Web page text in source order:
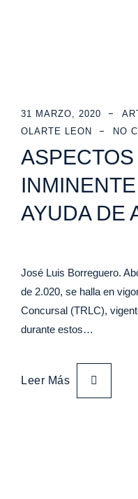
31 MARZO, 2020
OLARTE LEON
NO
AYUDA DE
José Luis Borreguero.
de 2.020, se halla en
Concursal (TRLC),
durante estos…
Leer Más